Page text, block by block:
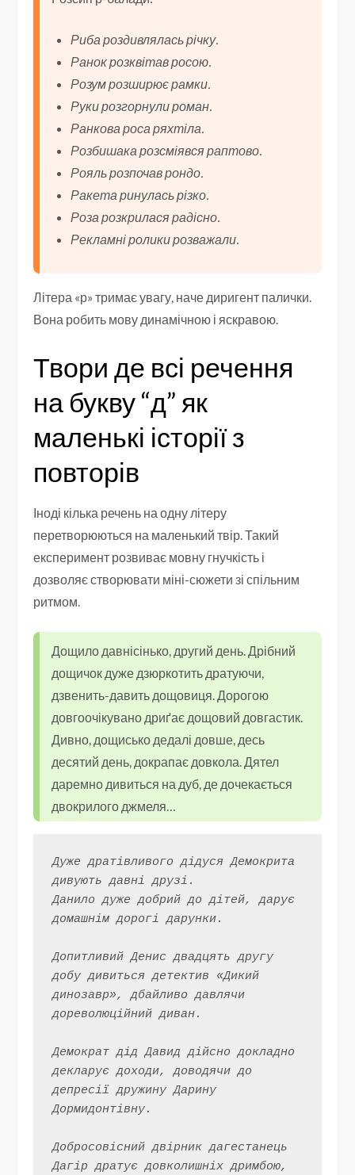
Риба роздивлялась річку.
Ранок розквітав росою.
Розум розширює рамки.
Руки розгорнули роман.
Ранкова роса ряхтіла.
Розбишака розсміявся раптово.
Рояль розпочав рондо.
Ракета ринулась різко.
Роза розкрилася радісно.
Рекламні ролики розважали.
Літера «р» тримає увагу, наче диригент палички.
Вона робить мову динамічною і яскравою.
Твори де всі речення
на букву “д” як
маленькі історії з
повторів
Іноді кілька речень на одну літеру
перетворюються на маленький твір. Такий
експеримент розвиває мовну гнучкість і
дозволяє створювати міні-сюжети зі спільним
ритмом.
Дощило давнісінько, другий день. Дрібний
дощичок дуже дзюркотить дратуючи,
дзвенить-давить дощовиця. Дорогою
довгоочікувано дриґає дощовий довгастик.
Дивно, дощисько дедалі довше, десь
десятий день, докрапає довкола. Дятел
даремно дивиться на дуб, де дочекається
двокрилого джмеля…
Дуже дратівливого дідуся Демокрита
дивують давні друзі.
Данило дуже добрий до дітей, дарує
домашнім дорогі дарунки.
Допитливий Денис двадцять другу
добу дивиться детектив «Дикий
динозавр», дбайливо давлячи
дореволюційний диван.
Демократ дід Давид дійсно докладно
декларує доходи, доводячи до
депресії дружину Дарину
Дормидонтівну.
Добросовісний двірник дагестанець
Дагір дратує довколишніх дримбою,